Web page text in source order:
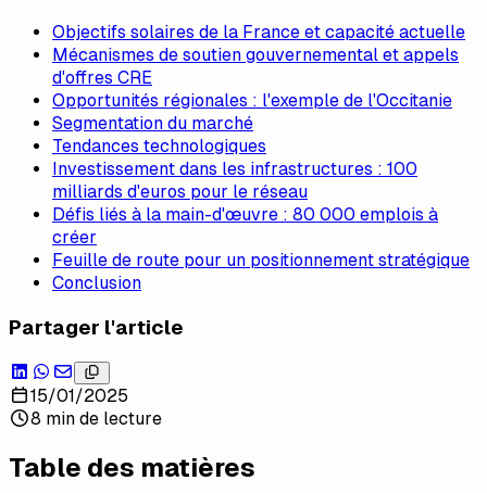
Objectifs solaires de la France et capacité actuelle
Mécanismes de soutien gouvernemental et appels
d'offres CRE
Opportunités régionales : l'exemple de l'Occitanie
Segmentation du marché
Tendances technologiques
Investissement dans les infrastructures : 100
milliards d'euros pour le réseau
Défis liés à la main-d'œuvre : 80 000 emplois à
créer
Feuille de route pour un positionnement stratégique
Conclusion
Partager l'article
15/01/2025
8 min de lecture
Table des matières